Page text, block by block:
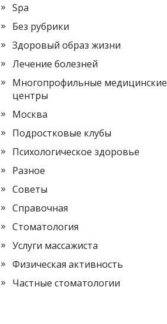
Spa
Без рубрики
Здоровый образ жизни
Лечение болезней
Многопрофильные медицинские
центры
Москва
Подростковые клубы
Психологическое здоровье
Разное
Советы
Справочная
Стоматология
Услуги массажиста
Физическая активность
Частные стоматологии